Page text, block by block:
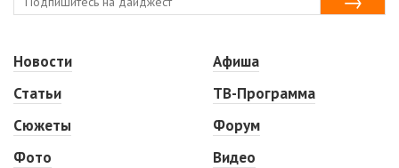
Новости
Статьи
Сюжеты
Фото
Афиша
ТВ-Программа
Форум
Видео